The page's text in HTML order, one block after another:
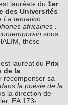
lauréate du 1er
des Universités
La tentation
africaines :
sous
thèse
lauréat du Prix
de la
récompenser sa
la poésie de la
la direction de
EA 173-